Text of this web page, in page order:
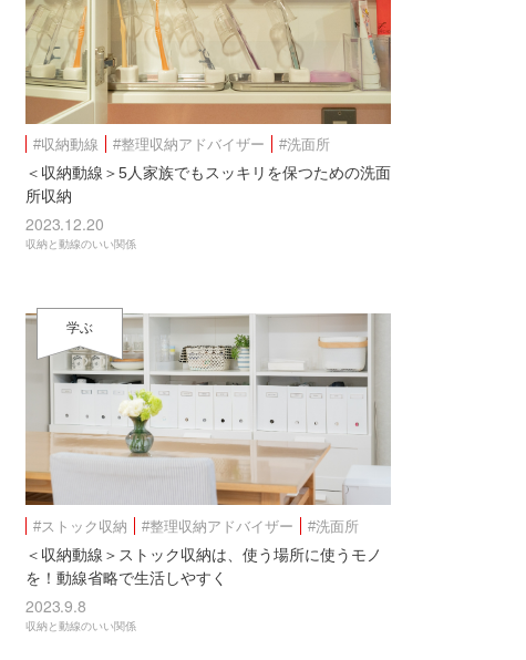
#収納動線 #整理収納アドバイザー #洗面所
＜収納動線＞5人家族でもスッキリを保つための洗面
所収納
2023.12.20
収納と動線のいい関係
学ぶ
#ストック収納 #整理収納アドバイザー #洗面所
＜収納動線＞ストック収納は、使う場所に使うモノ
を！動線省略で生活しやすく
2023.9.8
収納と動線のいい関係